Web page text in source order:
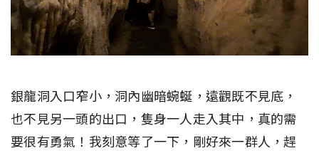
銀龍洞入口窄小，洞內幽暗蜿蜒，遠觀既不見底，
也不見另一頭的出口，隻身一人走入其中，真的需
要很有勇氣！我刻意等了一下，剛好來一群人，趕